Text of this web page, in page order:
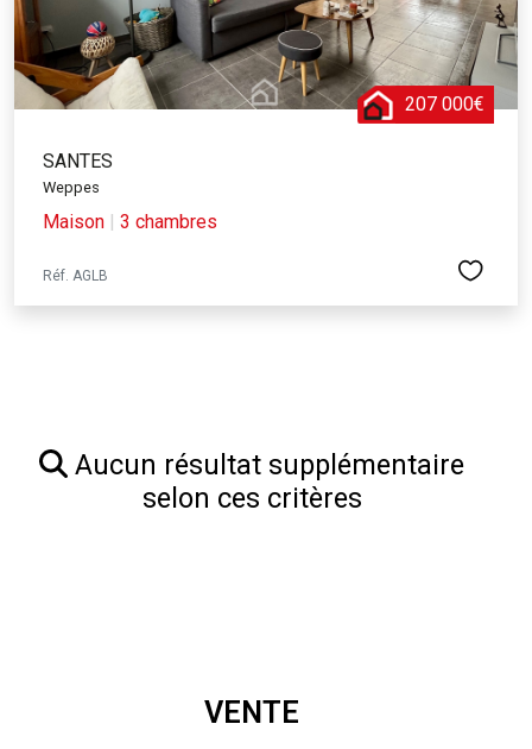
207 000€
SANTES
Weppes
Maison | 3 chambres
Réf. AGLB
Aucun résultat supplémentaire
selon ces critères
VENTE